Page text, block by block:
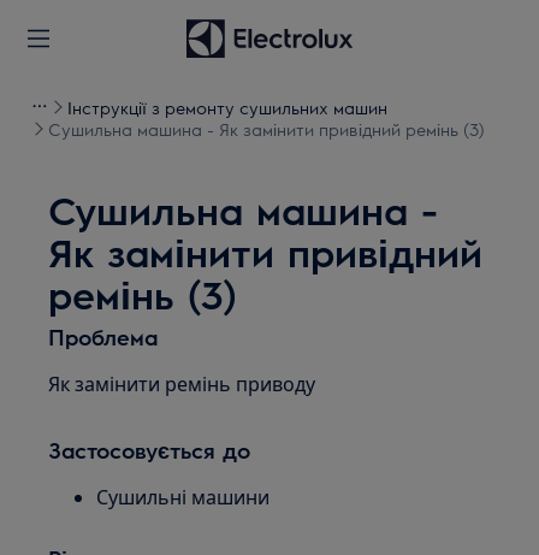
Інструкції з ремонту сушильних машин
Сушильна машина - Як замінити привідний ремінь (3)
Сушильна машина -
Як замінити привідний
ремінь (3)
Проблема
Як замінити ремінь приводу
Застосовується до
Сушильні машини